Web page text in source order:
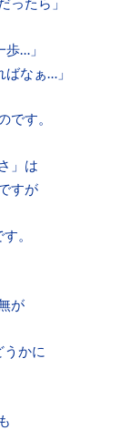
…」
ばなぁ…」
です。
」は
すが
。
が
かに